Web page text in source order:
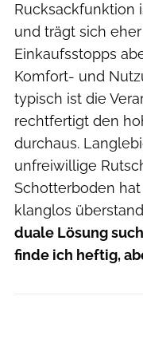
Rucksackfunktion
und trägt sich
Einkaufsstopps
Komfort- und
typisch ist die
rechtfertigt den
durchaus.
unfreiwillige
Schotterboden
klanglos
duale Lösung
finde ich heftig,